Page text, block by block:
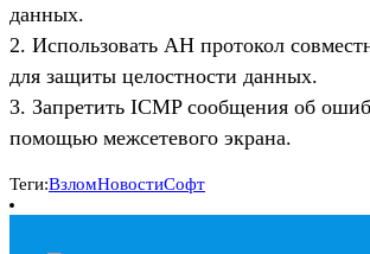
данных.
2. Использовать AH протокол
для защиты целостности данных.
3. Запретить ICMP сообщения об
помощью межсетевого экрана.
Теги:ВзломНовостиСофт